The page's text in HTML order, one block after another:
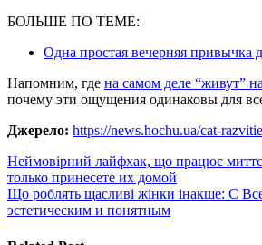
БОЛЬШЕ ПО ТЕМЕ:
Одна простая вечерняя привычка
Напомним, где на самом деле “живут”
почему эти ощущения одинаковы для
Джерело: https://news.hochu.ua/cat-
Навигация
по
записям
Неймовірний лайфхак, що працює
только принесете их домой
Що роблять щасливі жінки інакше: С
эстетическим и понятным